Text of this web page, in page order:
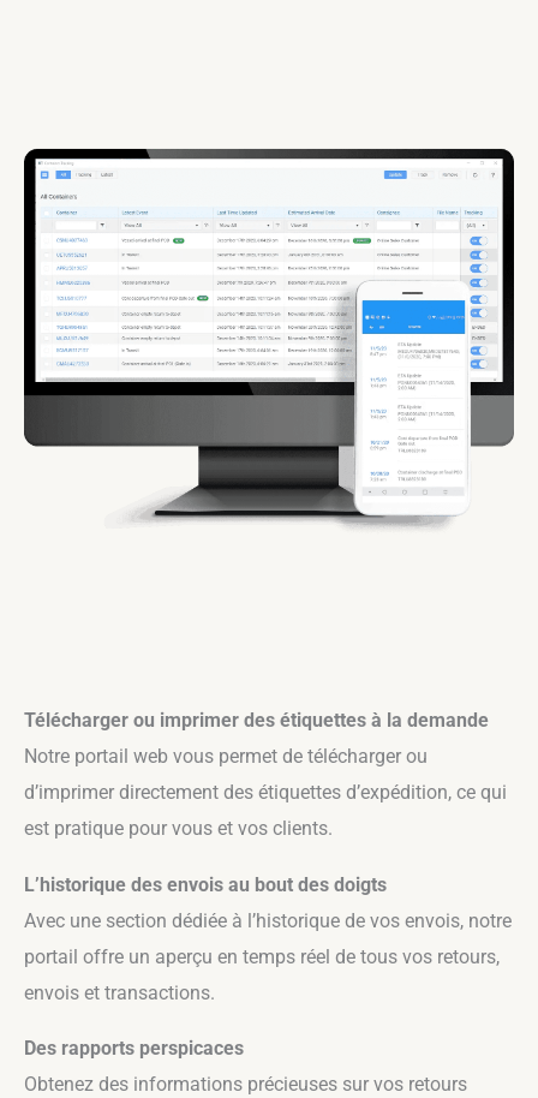
Télécharger ou imprimer des étiquettes à la demande
Notre portail web vous permet de télécharger ou
d’imprimer directement des étiquettes d’expédition, ce qui
est pratique pour vous et vos clients.
L’historique des envois au bout des doigts
Avec une section dédiée à l’historique de vos envois, notre
portail offre un aperçu en temps réel de tous vos retours,
envois et transactions.
Des rapports perspicaces
Obtenez des informations précieuses sur vos retours